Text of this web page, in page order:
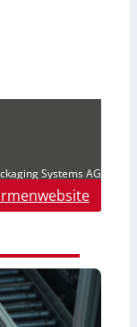
Systems AG